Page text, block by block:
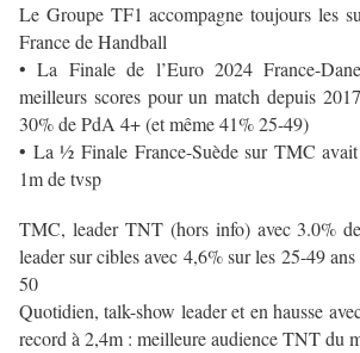
Le Groupe TF1 accompagne toujours les
France de Handball
• La Finale de l’Euro 2024 France-
meilleurs scores pour un match depuis
30% de PdA 4+ (et même 41% 25-49)
• La ½ Finale France-Suède sur TMC
1m de tvsp
TMC, leader TNT (hors info) avec 3.0%
leader sur cibles avec4,6% sur les 25-49
50
Quotidien, talk-show leader et en hausse
record à 2,4m : meilleure audience TNT du